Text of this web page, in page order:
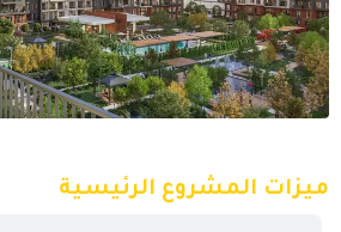
ميزات المشروع الرئيسية